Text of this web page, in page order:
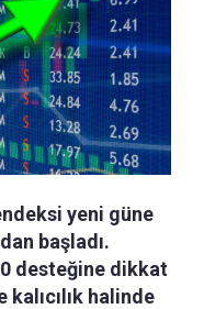
yeni güne
başladı.
desteğine dikkat
halinde